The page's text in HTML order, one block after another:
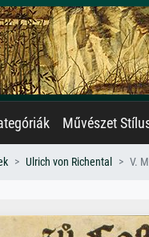
Művészet
Ulrich von Richental V.